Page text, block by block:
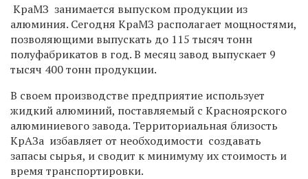
КраМЗ занимается выпуском продукции из
алюминия. Сегодня КраМЗ располагает мощностями,
позволяющими выпускать до 115 тысяч тонн
полуфабрикатов в год. В месяц завод выпускает 9
тысяч 400 тонн продукции.
В своем производстве предприятие использует
жидкий алюминий, поставляемый с Красноярского
алюминиевого завода. Территориальная близость
КрАЗа избавляет от необходимости создавать
запасы сырья, и сводит к минимуму их стоимость и
время транспортировки.